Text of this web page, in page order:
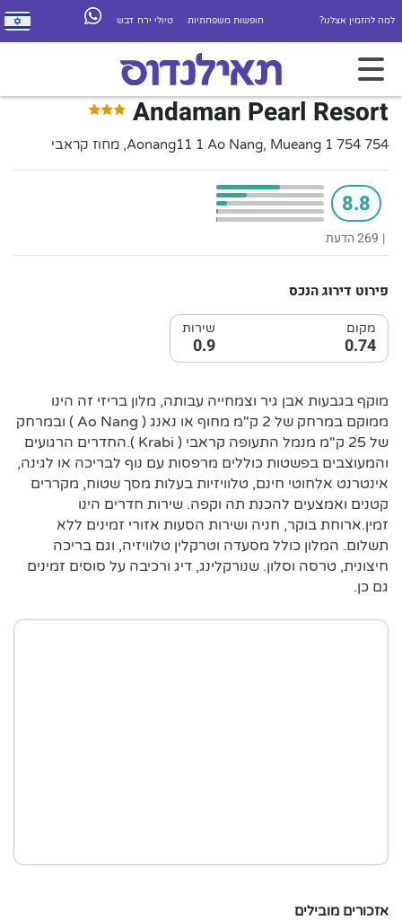
למה להזמין אצלנו? חופשות משפחתיות טיולי ירח דבש
Andaman Pearl Resort
754 754 1 Aonang11 1 Ao Nang, Mueang, מחוז קראבי
8.8
| 269 הדעת
פירוט דירוג הנכס
מקום
0.74
שירות
0.9
מוקף בגבעות אבן גיר וצמחייה עבותה, מלון בריזי זה הינו
ממוקם במרחק של 2 ק"מ מחוף או נאנג ( Ao Nang ) ובמרחק
של 25 ק"מ מנמל התעופה קראבי ( Krabi ).החדרים הרגועים
והמעוצבים בפשטות כוללים מרפסות עם נוף לבריכה או לגינה,
אינטרנט אלחוטי חינם, טלוויזיות בעלות מסך שטוח, מקררים
קטנים ואמצעים להכנת תה וקפה. שירות חדרים הינו
זמין.ארוחת בוקר, חניה ושירות הסעות אזורי זמינים ללא
תשלום. המלון כולל מסעדה וטרקלין טלוויזיה, וגם בריכה
חיצונית, טרסה וסלון. שנורקלינג, דיג ורכיבה על סוסים זמינים
גם כן.
אזכורים מובילים